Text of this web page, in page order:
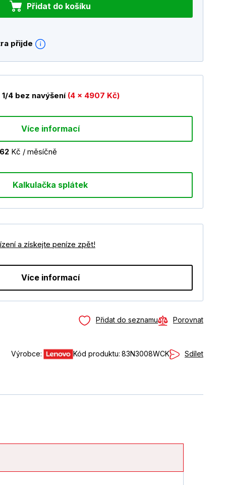
Přidat do košíku
přijde
1/4 bez navýšení (4 x 4907 Kč)
Více informací
Kč / měsíčně
Kalkulačka splátek
a získejte peníze zpět!
Více informací
Přidat do seznamu Porovnat
Výrobce: Kód produktu: 83N3008WCK Sdílet